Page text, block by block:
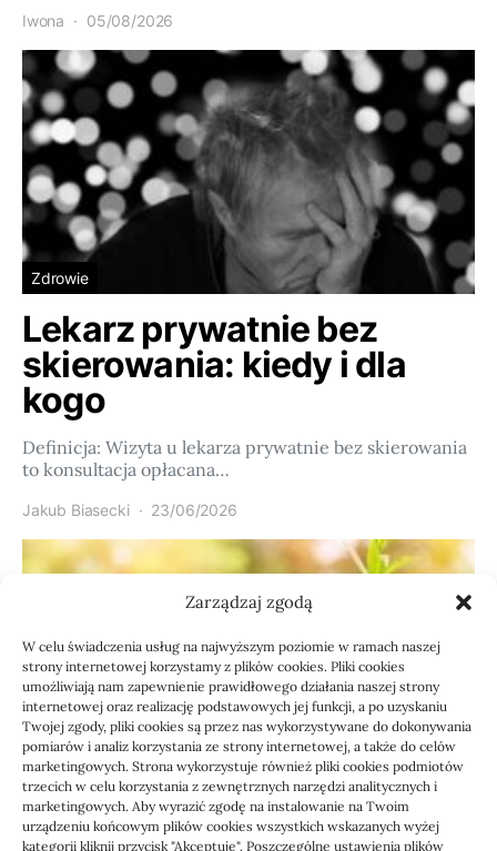
Zarządzaj zgodą
W celu świadczenia usług na najwyższym poziomie w ramach naszej
strony internetowej korzystamy z plików cookies. Pliki cookies
umożliwiają nam zapewnienie prawidłowego działania naszej strony
internetowej oraz realizację podstawowych jej funkcji, a po uzyskaniu
Twojej zgody, pliki cookies są przez nas wykorzystywane do dokonywania
pomiarów i analiz korzystania ze strony internetowej, a także do celów
marketingowych. Strona wykorzystuje również pliki cookies podmiotów
trzecich w celu korzystania z zewnętrznych narzędzi analitycznych i
marketingowych. Aby wyrazić zgodę na instalowanie na Twoim
urządzeniu końcowym plików cookies wszystkich wskazanych wyżej
kategorii kliknij przycisk "Akceptuję". Poszczególne ustawienia plików
Iwona 05/08/2026
Zdrowie
Lekarz prywatnie bez
skierowania: kiedy i dla
kogo
Definicja: Wizyta u lekarza prywatnie bez skierowania
to konsultacja opłacana…
Jakub Biasecki 23/06/2026
Usługi
Jak sprawdzić przejęcie